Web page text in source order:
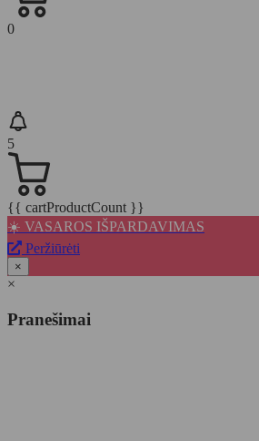
0
5
{{ cartProductCount }}
☀️ VASAROS IŠPARDAVIMAS
Peržiūrėti
×
×
Pranešimai